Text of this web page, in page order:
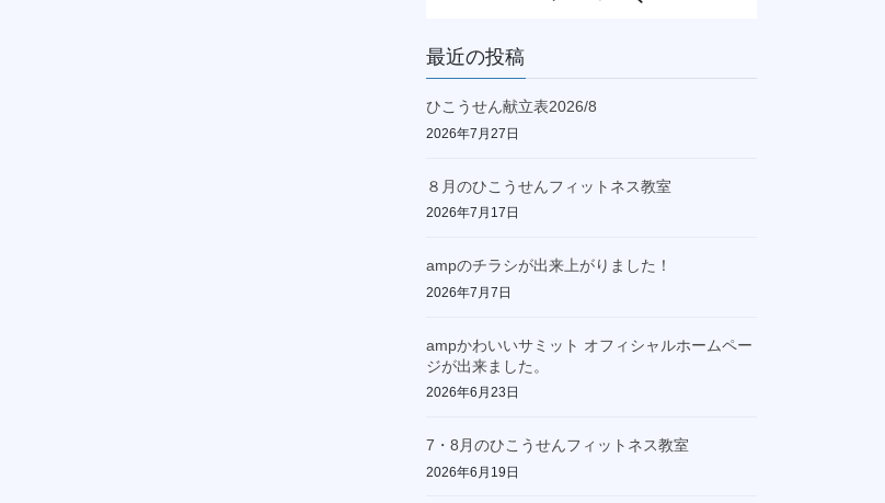
最近の投稿
ひこうせん献立表2026/8
2026年7月27日
８月のひこうせんフィットネス教室
2026年7月17日
ampのチラシが出来上がりました！
2026年7月7日
ampかわいいサミット オフィシャルホームペー
ジが出来ました。
2026年6月23日
7・8月のひこうせんフィットネス教室
2026年6月19日